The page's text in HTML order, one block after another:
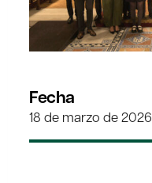
Fecha
18 de marzo de 2026